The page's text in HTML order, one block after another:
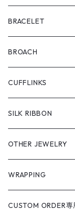
BRACELET
BROACH
CUFFLINKS
SILK RIBBON
OTHER JEWELRY
WRAPPING
CUSTOM ORDER